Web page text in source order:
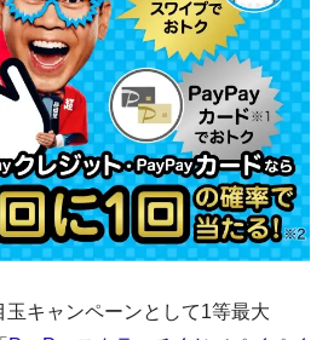
キャンペーンとして1等最大